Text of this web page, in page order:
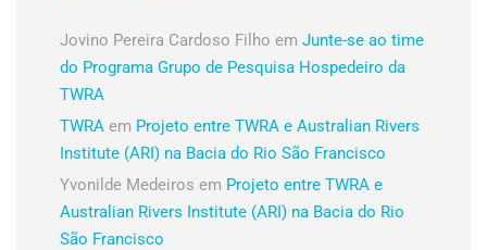
Jovino Pereira Cardoso Filho em Junte-se ao time
do Programa Grupo de Pesquisa Hospedeiro da
TWRA
TWRA em Projeto entre TWRA e Australian Rivers
Institute (ARI) na Bacia do Rio São Francisco
Yvonilde Medeiros em Projeto entre TWRA e
Australian Rivers Institute (ARI) na Bacia do Rio
São Francisco